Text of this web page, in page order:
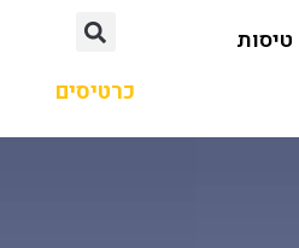
טיסות
כרטיסים